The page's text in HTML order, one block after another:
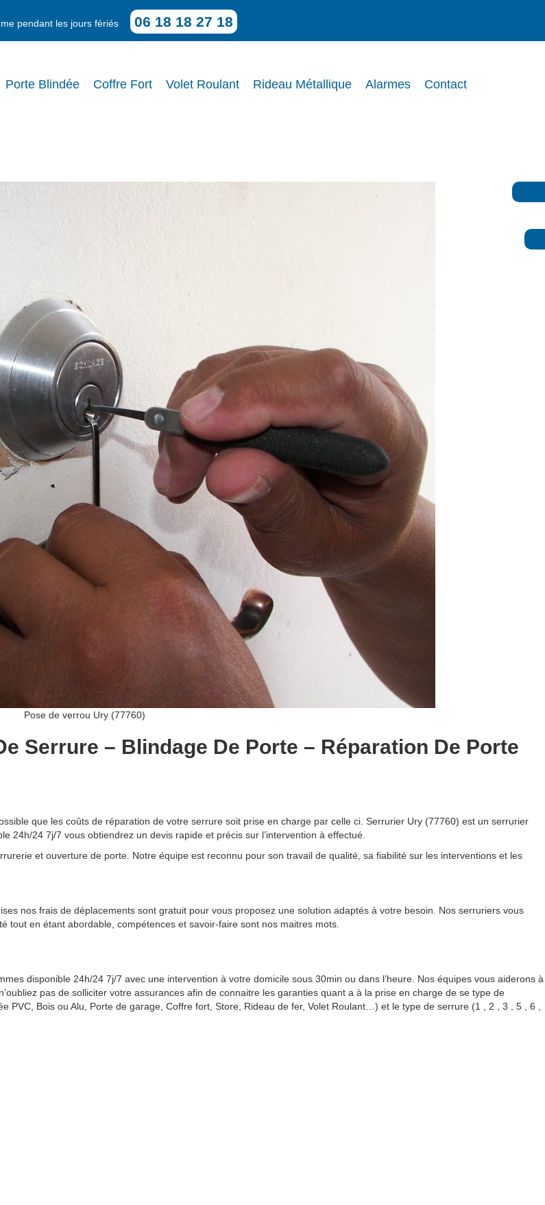
pendant les jours fériés 06 18 18 27 18
Porte Blindée Coffre Fort Volet Roulant Rideau Métallique Alarmes Contact
Pose de verrou Ury (77760)
Serrure – Blindage De Porte – Réparation De Porte
que les coûts de réparation de votre serrure soit prise en charge par celle ci. Serrurier Ury (77760) est un serrurier
24h/24 7j/7 vous obtiendrez un devis rapide et précis sur l’intervention à effectué.
et ouverture de porte. Notre équipe est reconnu pour son travail de qualité, sa fiabilité sur les interventions et les
nos frais de déplacements sont gratuit pour vous proposez une solution adaptés à votre besoin. Nos serruriers vous
tout en étant abordable, compétences et savoir-faire sont nos maitres mots.
disponible 24h/24 7j/7 avec une intervention à votre domicile sous 30min ou dans l’heure. Nos équipes vous aiderons à
pas de solliciter votre assurances afin de connaitre les garanties quant a à la prise en charge de se type de
PVC, Bois ou Alu, Porte de garage, Coffre fort, Store, Rideau de fer, Volet Roulant…) et le type de serrure (1 , 2 , 3 , 5 , 6 ,